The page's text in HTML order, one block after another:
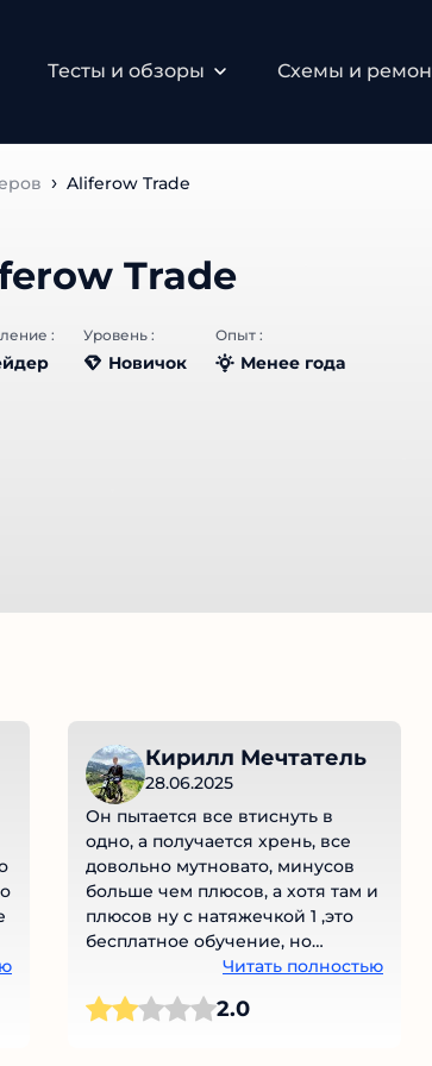
Тесты и обзоры Схемы и ремонт
Aliferow Trade
Trade
: Уровень :
Новичок
Опыт :
Менее года
Кирилл Мечтатель
28.06.2025
Он пытается все втиснуть в
одно, а получается хрень, все
довольно мутновато, минусов
больше чем плюсов, а хотя там и
плюсов ну с натяжечкой 1 ,это
бесплатное обучение, но
достаточно прочитать моё
начало и можно понять что
ищется под словом бесплатные
Читать полностью
2.0